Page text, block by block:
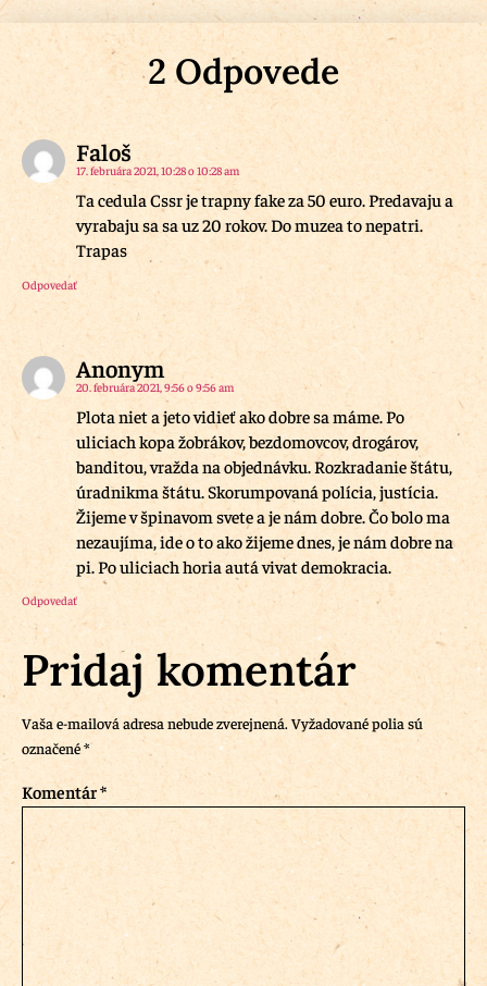
2 Odpovede
Faloš
17. februára 2021, 10:28 o 10:28 am
Ta cedula Cssr je trapny fake za 50 euro. Predavaju a
vyrabaju sa sa uz 20 rokov. Do muzea to nepatri.
Trapas
Odpovedať
Anonym
20. februára 2021, 9:56 o 9:56 am
Plota niet a jeto vidieť ako dobre sa máme. Po
uliciach kopa žobrákov, bezdomovcov, drogárov,
banditou, vražda na objednávku. Rozkradanie štátu,
úradnikma štátu. Skorumpovaná polícia, justícia.
Žijeme v špinavom svete a je nám dobre. Čo bolo ma
nezaujíma, ide o to ako žijeme dnes, je nám dobre na
pi. Po uliciach horia autá vivat demokracia.
Odpovedať
Pridaj komentár
Vaša e-mailová adresa nebude zverejnená. Vyžadované polia sú
označené*
Komentár*